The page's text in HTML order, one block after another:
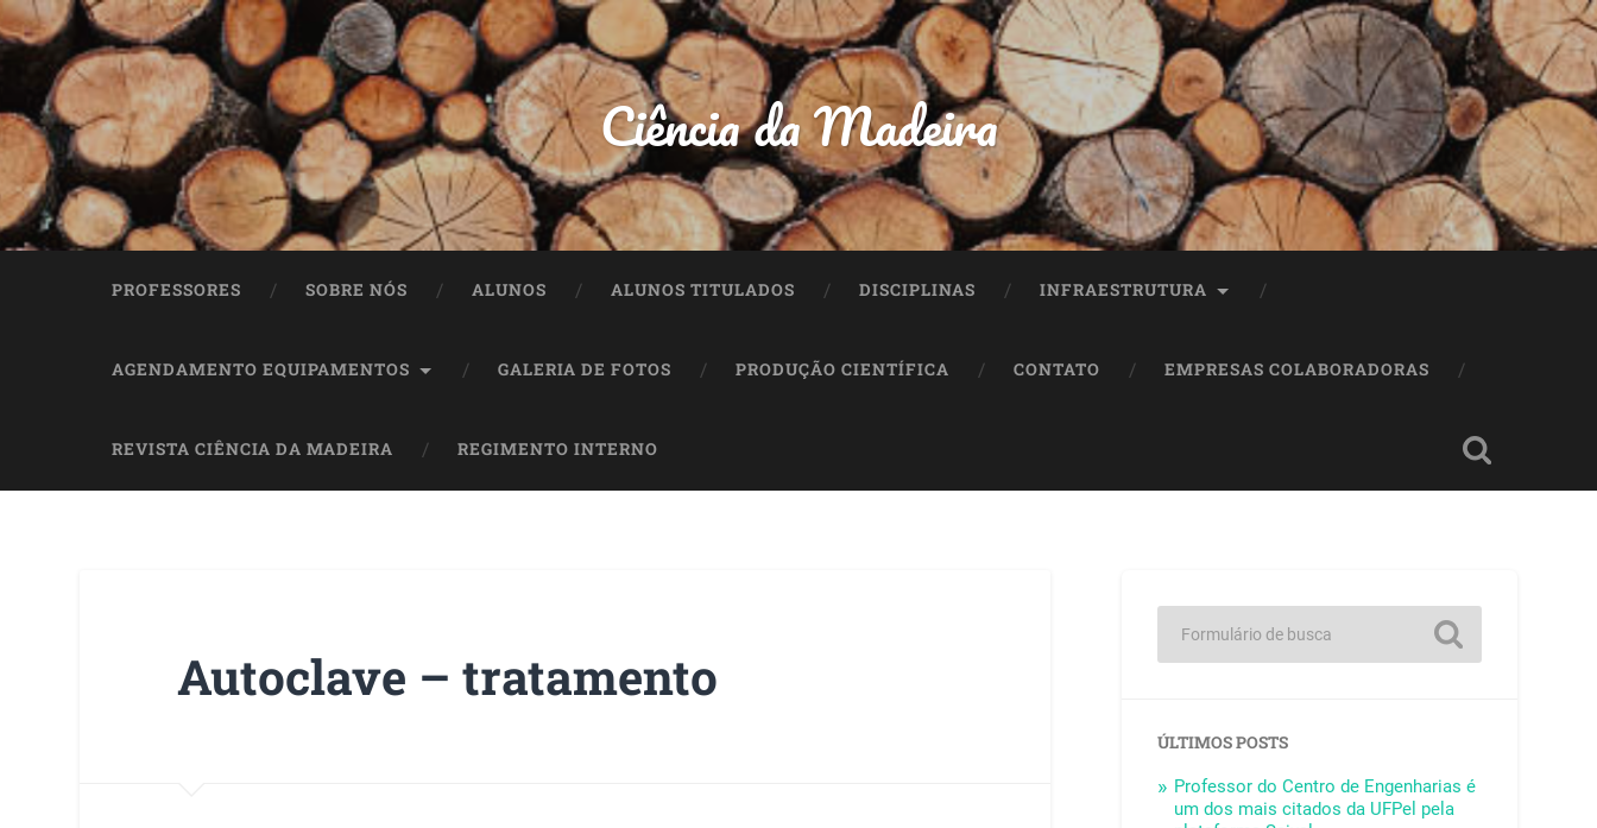
Ciência da Madeira
PROFESSORES SOBRE NÓS ALUNOS ALUNOS TITULADOS DISCIPLINAS INFRAESTRUTURA
AGENDAMENTO EQUIPAMENTOS GALERIA DE FOTOS PRODUÇÃO CIENTÍFICA CONTATO EMPRESAS COLABORADORAS
REVISTA CIÊNCIA DA MADEIRA REGIMENTO INTERNO
Autoclave – tratamento
ÚLTIMOS POSTS
Professor do Centro de Engenharias é
um dos mais citados da UFPel pela